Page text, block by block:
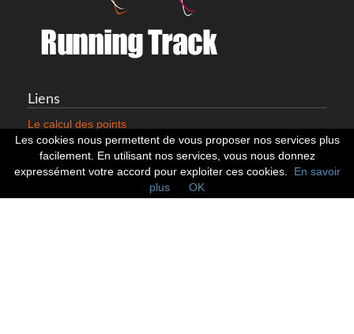
Liens
Le calcul des points
Mentions légales
Nous contacter
Cookies
Statistiques
Les cookies nous permettent de vous proposer nos services plus
facilement. En utilisant nos services, vous nous donnez
expressément votre accord pour exploiter ces cookies.
En savoir
plus
OK